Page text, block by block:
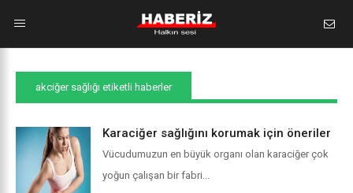
akciğer sağlığı etiketli haberler
Karaciğer sağlığını korumak için öneriler
Vücudumuzun en büyük organı olan karaciğer çok
yoğun çalışan bir fabri...